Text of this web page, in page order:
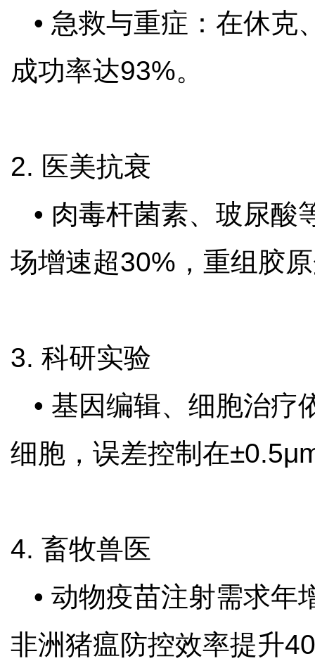
• 急救与重症：在休克
成功率达93%。
2. 医美抗衰
• 肉毒杆菌素、玻尿酸
场增速超30%，重组胶
3. 科研实验
• 基因编辑、细胞治疗
细胞，误差控制在
4. 畜牧兽医
• 动物疫苗注射需求年
非洲猪瘟防控效率提升